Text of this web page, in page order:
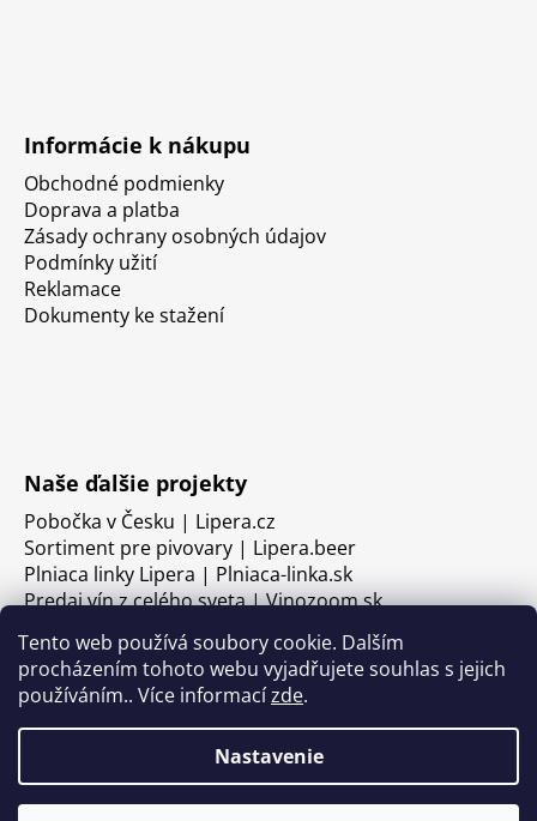
Tento web používá soubory cookie. Dalším
procházením tohoto webu vyjadřujete souhlas s jejich
používáním.. Více informacízde.
Nastavenie
Informácie k nákupu
Obchodné podmienky
Doprava a platba
Zásady ochrany osobných údajov
Podmínky užití
Reklamace
Dokumenty ke stažení
Naše ďalšie projekty
Pobočka v Česku | Lipera.cz
Sortiment pre pivovary | Lipera.beer
Plniaca linky Lipera | Plniaca-linka.sk
Predaj vín z celého sveta | Vinozoom.sk